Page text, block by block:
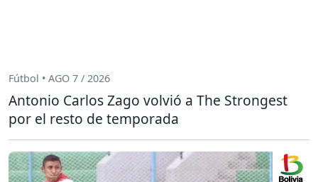
Fútbol • AGO 7 / 2026
Antonio Carlos Zago volvió a The Strongest
por el resto de temporada